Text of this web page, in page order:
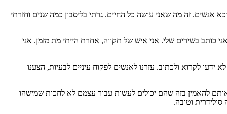
וכשהסתיים והייתי בן 20 העמקתי את העשייה שלי נגד משטר שמדכא אנשים. זה מה שאני עושה כל החיים. גרתי בליסבון כמה שנים וחזרתי
כותב בשירים שלי. אני איש של תקווה, אחרת הייתי מת מזמן. אני
החיים אני פועל לשנות את החיים בפורטוגל, לעזור לאנשים. למשל לפני 40 שנה אנשים היו מאד מאד עניים. היינו הכי עניים באירופה. ב- 1974 70% לא ידעו לקרוא ולכתוב. עזרנו לאנשים לפקוח עיניים לבעיות, הצענו
לימדנו אותם להאמין בזה שהם יכולים לעשות עבור עצמם לא לחכות שמישהו
וטובה.